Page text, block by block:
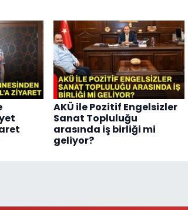
AKÜ ile Pozitif Engelsizler
Sanat Topluluğu
arasında iş birliği mi
geliyor?